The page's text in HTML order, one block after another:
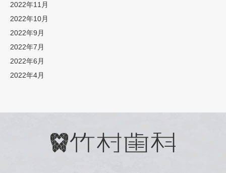
2022年11月
2022年10月
2022年9月
2022年7月
2022年6月
2022年4月